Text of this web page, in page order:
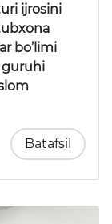
ijrosini
bo’limi
guruhi
Batafsil